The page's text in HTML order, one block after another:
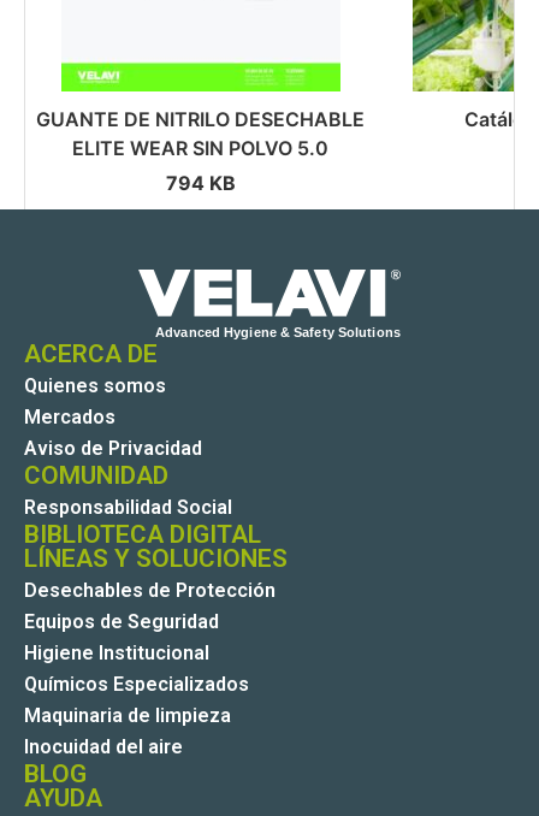
GUANTE DE NITRILO DESECHABLE
ELITE WEAR SIN POLVO 5.0
794 KB
ACERCA DE
Quienes somos
Mercados
Aviso de Privacidad
COMUNIDAD
Responsabilidad Social
BIBLIOTECA DIGITAL
LÍNEAS Y SOLUCIONES
Desechables de Protección
Equipos de Seguridad
Higiene Institucional
Químicos Especializados
Maquinaria de limpieza
Inocuidad del aire
BLOG
AYUDA